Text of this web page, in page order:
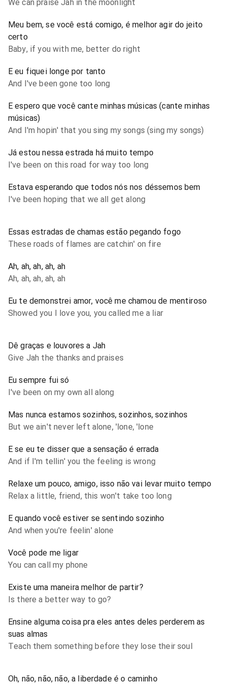
We can praise Jah in the moonlight
Meu bem, se você está comigo, é melhor agir do jeito
certo
Baby, if you with me, better do right
E eu fiquei longe por tanto
And I've been gone too long
E espero que você cante minhas músicas (cante minhas
músicas)
And I'm hopin' that you sing my songs (sing my songs)
Já estou nessa estrada há muito tempo
I've been on this road for way too long
Estava esperando que todos nós nos déssemos bem
I've been hoping that we all get along
Essas estradas de chamas estão pegando fogo
These roads of flames are catchin' on fire
Ah, ah, ah, ah, ah
Ah, ah, ah, ah, ah
Eu te demonstrei amor, você me chamou de mentiroso
Showed you I love you, you called me a liar
Dê graças e louvores a Jah
Give Jah the thanks and praises
Eu sempre fui só
I've been on my own all along
Mas nunca estamos sozinhos, sozinhos, sozinhos
But we ain't never left alone, 'lone, 'lone
E se eu te disser que a sensação é errada
And if I'm tellin' you the feeling is wrong
Relaxe um pouco, amigo, isso não vai levar muito tempo
Relax a little, friend, this won't take too long
E quando você estiver se sentindo sozinho
And when you're feelin' alone
Você pode me ligar
You can call my phone
Existe uma maneira melhor de partir?
Is there a better way to go?
Ensine alguma coisa pra eles antes deles perderem as
suas almas
Teach them something before they lose their soul
Oh, não, não, não, a liberdade é o caminho